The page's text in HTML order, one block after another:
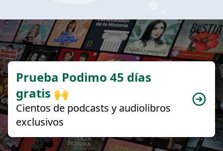
Prueba Podimo 45 días
gratis 🙌
Cientos de podcasts y audiolibros
exclusivos